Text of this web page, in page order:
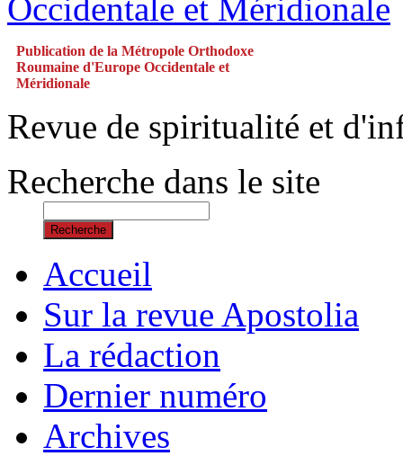
Publication de la Métropole Orthodoxe
Roumaine d'Europe Occidentale et
Méridionale
Revue de spiritualité et
Recherche dans le site
Recherche
Accueil
Sur la revue Apostolia
La rédaction
Dernier numéro
Archives